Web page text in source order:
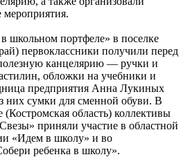
школьном портфеле» в поселке
первоклассники получили перед
канцелярию — ручки и
обложки на учебники и
предприятия Анна Лукиных
них сумки для сменной обуви. В
область) коллективы
приняли участие в областной
«Идем в школу» и во
ребенка в школу».